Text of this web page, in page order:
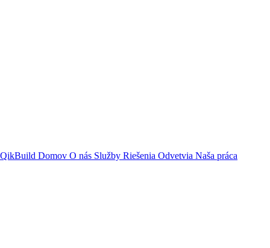
QikBuild Domov O nás Služby Riešenia Odvetvia Naša práca